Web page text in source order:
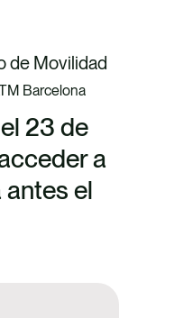
de Movilidad
Barcelona
23 de
a
el